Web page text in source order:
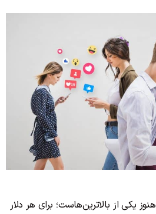
هنوز یکی از بالاترین‌هاست؛ برای هر دلار